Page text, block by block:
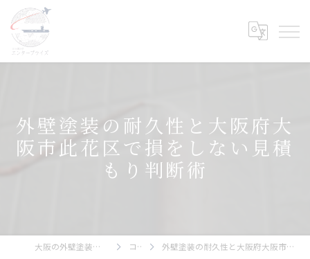
外壁塗装の耐久性と大阪府大
阪市此花区で損をしない見積
もり判断術
大阪の外壁塗装ならエンタープライズ コラム 外壁塗装の耐久性と大阪府大阪市此花区で損をしない見積もり判断術